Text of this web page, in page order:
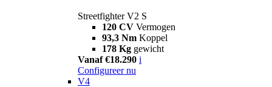
Streetfighter V2 S
120 CV Vermogen
93,3 Nm Koppel
178 Kg gewicht
Vanaf €18.290 i
Configureer nu
V4